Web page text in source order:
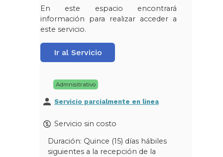
En este espacio encontrará
información para realizar acceder a
este servicio.
Ir al Servicio
Admnisitrativo
Servicio parcialmente en linea
Servicio sin costo
Duración: Quince (15) días hábiles
siguientes a la recepción de la